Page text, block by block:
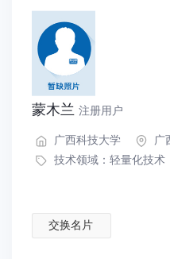
蒙木兰 注册用户
广西科技大学
广
技术领域： 轻量化技术
交换名片